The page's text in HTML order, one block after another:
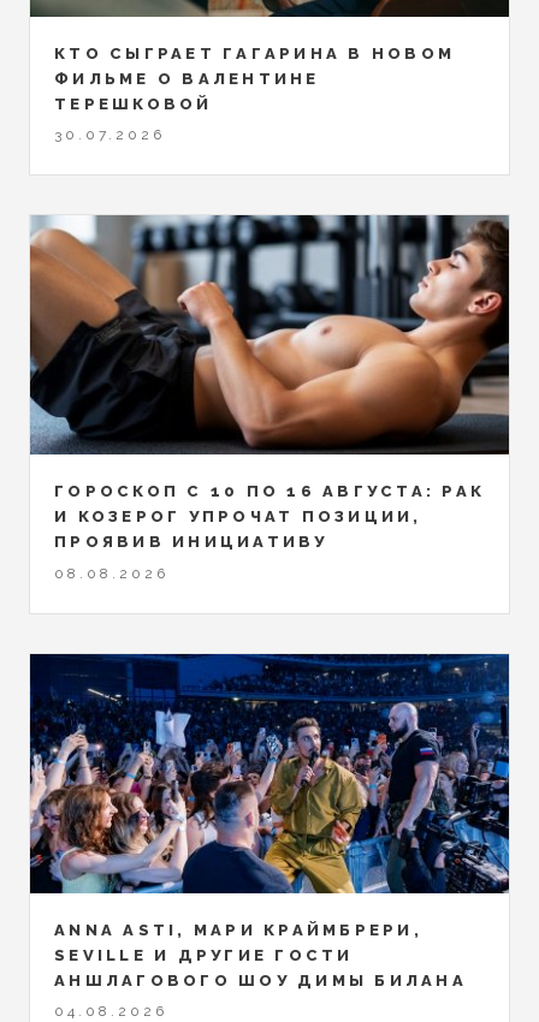
КТО СЫГРАЕТ ГАГАРИНА В НОВОМ
ФИЛЬМЕ О ВАЛЕНТИНЕ
ТЕРЕШКОВОЙ
30.07.2026
ГОРОСКОП С 10 ПО 16 АВГУСТА: РАК
И КОЗЕРОГ УПРОЧАТ ПОЗИЦИИ,
ПРОЯВИВ ИНИЦИАТИВУ
08.08.2026
ANNA ASTI, МАРИ КРАЙМБРЕРИ,
SEVILLE И ДРУГИЕ ГОСТИ
АНШЛАГОВОГО ШОУ ДИМЫ БИЛАНА
04.08.2026